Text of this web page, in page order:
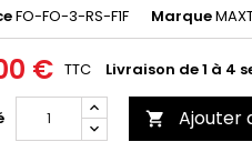
FO-FO-3-RS-F1F Marque
€ TTC Livraison de 1 à 4
 Ajouter